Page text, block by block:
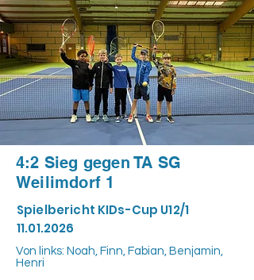
4:2 Sieg gegen TA SG
Weilimdorf 1
Spielbericht KIDs-Cup U12/1
11.01.2026
Von links: Noah, Finn, Fabian, Benjamin,
Henri